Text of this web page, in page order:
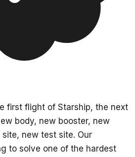
first flight of Starship, the next
body, new booster, new
new test site. Our
to solve one of the hardest